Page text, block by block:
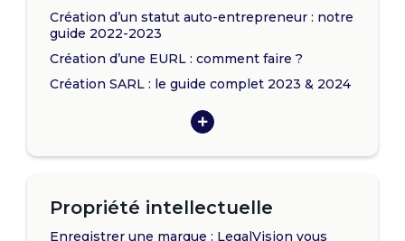
Création d’un statut auto-entrepreneur : notre
guide 2022-2023
Création d’une EURL : comment faire ?
Création SARL : le guide complet 2023 & 2024
Propriété intellectuelle
Enregistrer une marque : LegalVision vous